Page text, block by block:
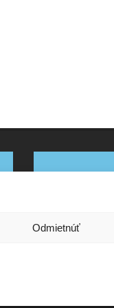
Odmietnúť